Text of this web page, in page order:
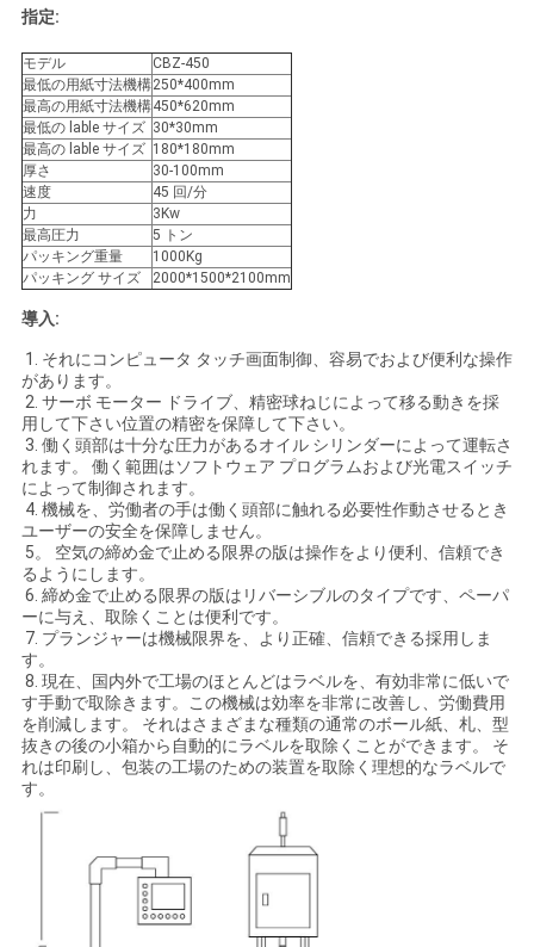
達
に
連
絡
し
な
さ
い
引
用
を
要
求
し
な
さ
い
指定:
モデル
CBZ-450
最低の用紙寸法機構250*400mm
最高の用紙寸法機構450*620mm
最低の lable サイズ 30*30mm
最高の lable サイズ 180*180mm
厚さ
30-100mm
速度
45 回/分
力
3Kw
最高圧力
5 トン
パッキング重量
1000Kg
パッキング サイズ
2000*1500*2100mm
導入:
1. それにコンピュータ タッチ画面制御、容易でおよび便利な操作
があります。
2. サーボ モーター ドライブ、精密球ねじによって移る動きを採
用して下さい位置の精密を保障して下さい。
3. 働く頭部は十分な圧力があるオイル シリンダーによって運転さ
れます。 働く範囲はソフトウェア プログラムおよび光電スイッチ
によって制御されます。
4. 機械を、労働者の手は働く頭部に触れる必要性作動させるとき
ユーザーの安全を保障しません。
5。 空気の締め金で止める限界の版は操作をより便利、信頼でき
るようにします。
6. 締め金で止める限界の版はリバーシブルのタイプです、ペーパ
ーに与え、取除くことは便利です。
7. プランジャーは機械限界を、より正確、信頼できる採用しま
す。
8. 現在、国内外で工場のほとんどはラベルを、有効非常に低いで
す手動で取除きます。この機械は効率を非常に改善し、労働費用
を削減します。 それはさまざまな種類の通常のボール紙、札、型
抜きの後の小箱から自動的にラベルを取除くことができます。 そ
れは印刷し、包装の工場のための装置を取除く理想的なラベルで
す。